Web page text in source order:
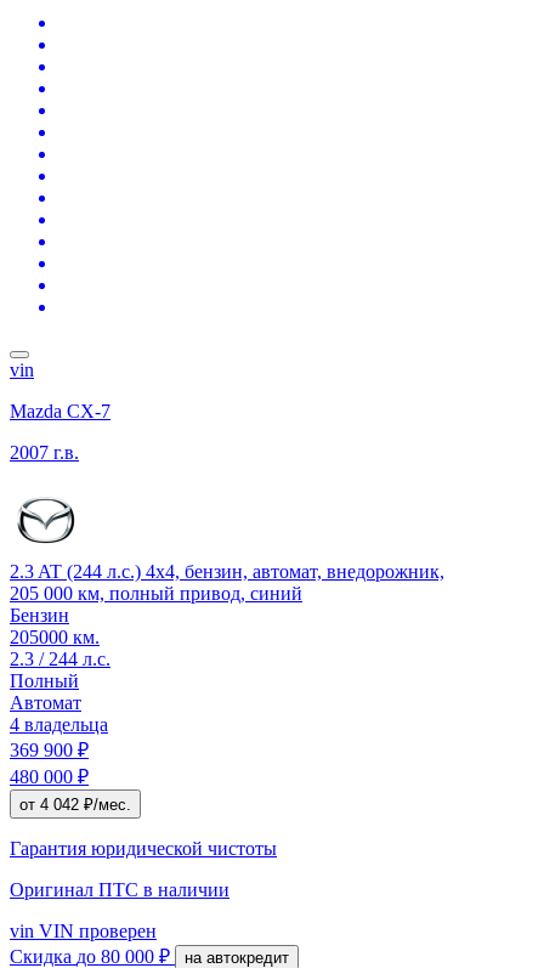
vin
Mazda CX-7
2007 г.в.
2.3 AT (244 л.с.) 4x4, бензин, автомат, внедорожник,
205 000 км, полный привод, синий
Бензин
205000 км.
2.3 / 244 л.с.
Полный
Автомат
4 владельца
369 900 ₽
480 000 ₽
от 4 042 ₽/мес.
Гарантия юридической чистоты
Оригинал ПТС в наличии
vin VIN проверен
Скидка до 80 000 ₽ на автокредит